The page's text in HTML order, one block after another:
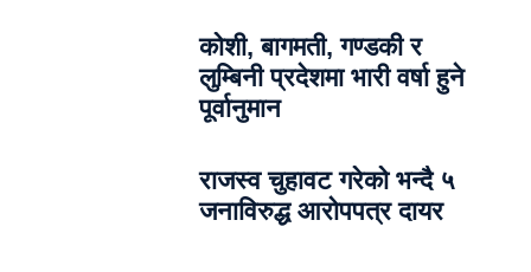
कोशी, बागमती, गण्डकी र
लुम्बिनी प्रदेशमा भारी वर्षा हुने
पूर्वानुमान
राजस्व चुहावट गरेको भन्दै ५
जनाविरुद्ध आरोपपत्र दायर